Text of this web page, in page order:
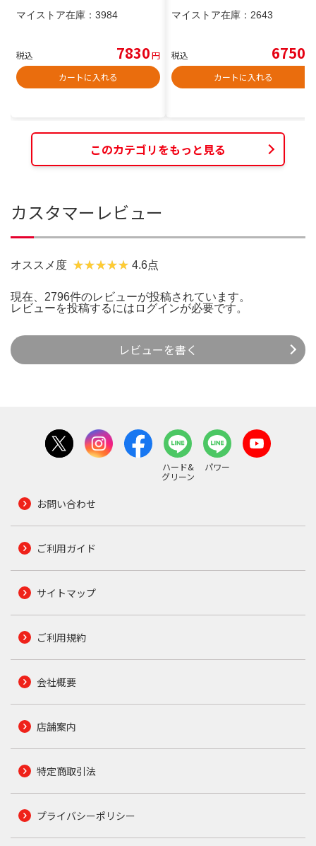
マイストア在庫： 3984
税込 7830円
カートに入れる
マイストア在庫： 2643
税込 6750
カートに入れる
このカテゴリをもっと見る
カスタマーレビュー
オススメ度 4.6点
現在、2796件のレビューが投稿されています。
レビューを投稿するには ログインが必要です。
レビューを書く
ハード&
グリーン
パワー
お問い合わせ
ご利用ガイド
サイトマップ
ご利用規約
会社概要
店舗案内
特定商取引法
プライバシーポリシー